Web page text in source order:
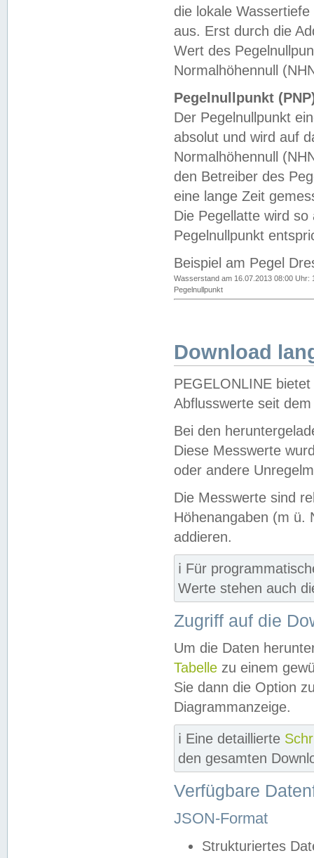
die lokale
aus. Erst durch die
Wert des
Normalhöhennull
Pegelnullpunkt
Der Pegelnullpunkt
absolut und wird auf
Normalhöhennull
den Betreiber des
eine lange Zeit
Die Pegellatte wird
Pegelnullpunkt
Beispiel am Pegel
Wasserstand am 16.07.2013 08:00 Uhr:
Pegelnullpunkt
Download
PEGELONLINE
Abflusswerte seit
Bei den
Diese Messwerte
oder andere
Die Messwerte sind
Höhenangaben (m ü.
addieren.
ℹ️ Für
Werte stehen auch
Zugriff auf die
Um die Daten
Tabelle zu einem
Sie dann die Option
Diagrammanzeige.
ℹ️ Eine detaillierte
den gesamten
Verfügbare
JSON-Format
Strukturiertes